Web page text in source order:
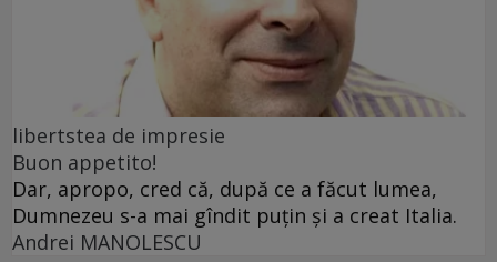
libertstea de impresie
Buon appetito!
Dar, apropo, cred că, după ce a făcut lumea,
Dumnezeu s-a mai gîndit puțin și a creat Italia.
Andrei MANOLESCU